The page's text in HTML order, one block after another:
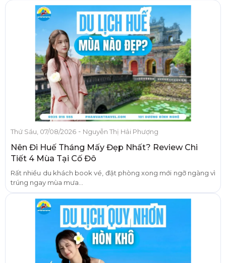
Thứ Sáu, 07/08/2026 - Nguyễn Thị Hải Phượng
Nên Đi Huế Tháng Mấy Đẹp Nhất? Review Chi
Tiết 4 Mùa Tại Cố Đô
Rất nhiều du khách book vé, đặt phòng xong mới ngỡ ngàng vì
trúng ngay mùa mưa...